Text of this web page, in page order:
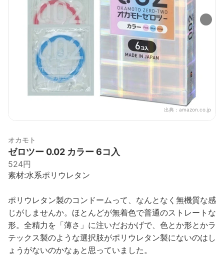
出典： amazon.co.jp
オカモト
ゼロツー 0.02 カラー 6コ入
524円
素材:水系ポリウレタン
ポリウレタン製のコンドームって、なんとなく無機質な感
じがしませんか。ほとんどが無着色で普通のストレートな
形。全精力を「薄さ」に注いだおかげで、色とか形とかラ
テックス製のような選択肢がポリウレタン製にないのはし
ょうがないのかなぁと思っていました。